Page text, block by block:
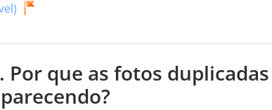
Por que as fotos